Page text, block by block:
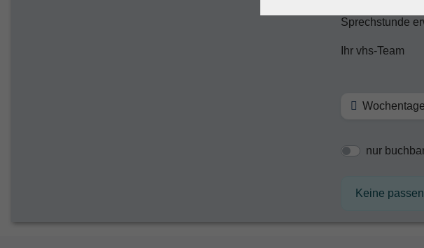
Natürlich
Sprechstunde
Ihr vhs-Team
Wochentage
nur
Keine